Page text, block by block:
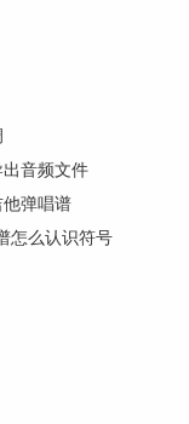
体乐器的符
一般的吉他谱
符号并不局限
曲谱之间能够
以具体的演奏
和吉他的六线
出音频文件
他弹唱谱
怎么认识符号